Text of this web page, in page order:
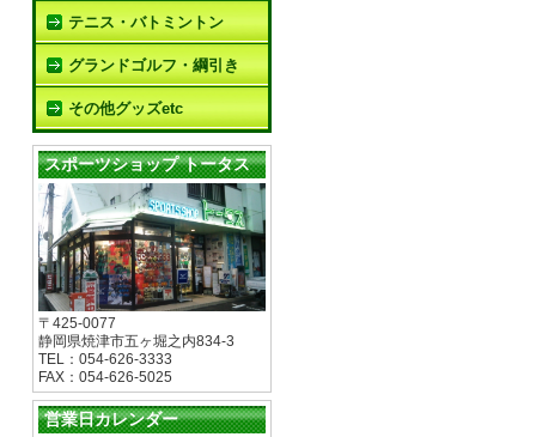
テニス・バトミントン
グランドゴルフ・綱引き
その他グッズetc
スポーツショップ トータス
〒425-0077
静岡県焼津市五ヶ堀之内834-3
TEL：054-626-3333
FAX：054-626-5025
営業日カレンダー